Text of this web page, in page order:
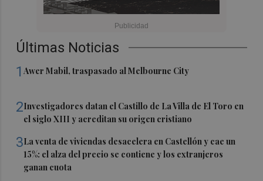
Últimas Noticias
1Awer Mabil, traspasado al Melbourne City
2Investigadores datan el Castillo de La Villa de El Toro en
el siglo XIII y acreditan su origen cristiano
3La venta de viviendas desacelera en Castellón y cae un
15%: el alza del precio se contiene y los extranjeros
ganan cuota